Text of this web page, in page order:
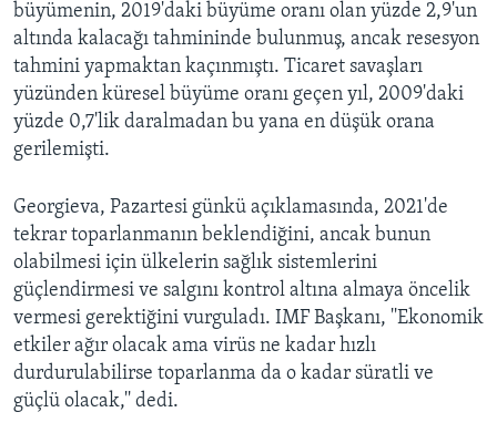
büyümenin, 2019'daki büyüme oranı olan yüzde 2,9'un
altında kalacağı tahmininde bulunmuş, ancak resesyon
tahmini yapmaktan kaçınmıştı. Ticaret savaşları
yüzünden küresel büyüme oranı geçen yıl, 2009'daki
yüzde 0,7'lik daralmadan bu yana en düşük orana
gerilemişti.
Georgieva, Pazartesi günkü açıklamasında, 2021'de
tekrar toparlanmanın beklendiğini, ancak bunun
olabilmesi için ülkelerin sağlık sistemlerini
güçlendirmesi ve salgını kontrol altına almaya öncelik
vermesi gerektiğini vurguladı. IMF Başkanı, ''Ekonomik
etkiler ağır olacak ama virüs ne kadar hızlı
durdurulabilirse toparlanma da o kadar süratli ve
güçlü olacak,'' dedi.